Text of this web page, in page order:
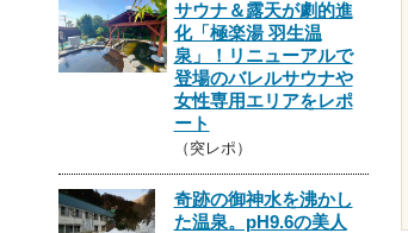
サウナ＆露天が劇的進
化「極楽湯 羽生温
泉」！リニューアルで
登場のバレルサウナや
女性専用エリアをレポ
ート
（突レポ）
奇跡の御神水を沸かし
た温泉。pH9.6の美人